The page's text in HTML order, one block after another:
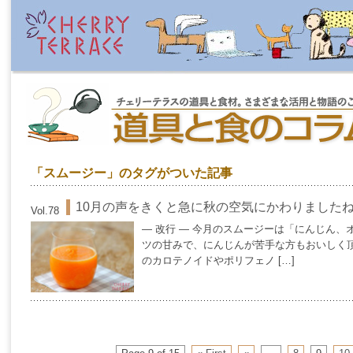
「スムージー」のタグがついた記事
Vol.78 10月の声をきくと急に秋の空気にかわりました
— 改行 — 今月のスムージーは「にんじん、
ツの甘みで、にんじんが苦手な方もおいし
のカロテノイドやポリフェノ […]